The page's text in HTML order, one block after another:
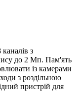
з
до 2 Мп. Пам'ять
із камерами
з роздільною
пристрій для